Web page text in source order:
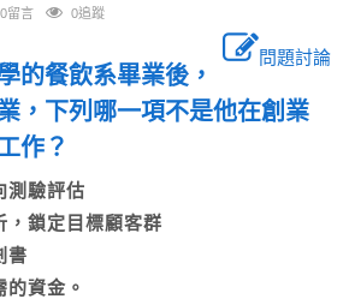
0留言 0追蹤
問題討論
的餐飲系畢業後，
，下列哪一項不是他在創業
作？
測驗評估
，鎖定目標顧客群
書
資金。